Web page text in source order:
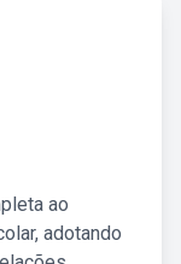
ao
adotando